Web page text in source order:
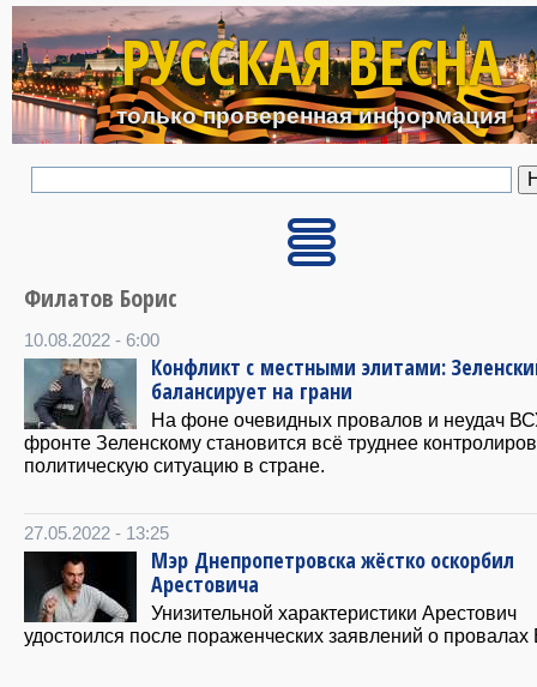
Перейти к основному
РУССКАЯ ВЕСНА
только проверенная информация
Филатов Борис
10.08.2022 - 6:00
Конфликт с местными элитами:
балансирует на грани
На фоне очевидных провалов и неудач
фронте Зеленскому становится всё труднее
политическую ситуацию в стране.
27.05.2022 - 13:25
Мэр Днепропетровска жёстко оскорбил
Арестовича
Унизительной характеристики Арестович
удостоился после пораженческих заявлений о провалах